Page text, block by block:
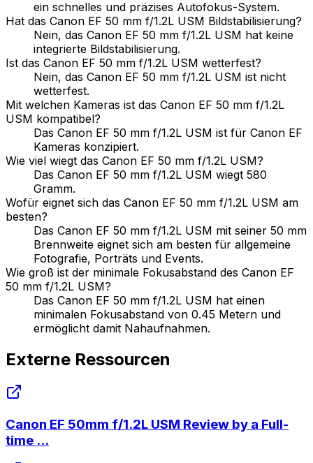
ein schnelles und präzises Autofokus-System.
Hat das Canon EF 50 mm f/1.2L USM Bildstabilisierung?
Nein, das Canon EF 50 mm f/1.2L USM hat keine
integrierte Bildstabilisierung.
Ist das Canon EF 50 mm f/1.2L USM wetterfest?
Nein, das Canon EF 50 mm f/1.2L USM ist nicht
wetterfest.
Mit welchen Kameras ist das Canon EF 50 mm f/1.2L
USM kompatibel?
Das Canon EF 50 mm f/1.2L USM ist für Canon EF
Kameras konzipiert.
Wie viel wiegt das Canon EF 50 mm f/1.2L USM?
Das Canon EF 50 mm f/1.2L USM wiegt 580
Gramm.
Wofür eignet sich das Canon EF 50 mm f/1.2L USM am
besten?
Das Canon EF 50 mm f/1.2L USM mit seiner 50 mm
Brennweite eignet sich am besten für allgemeine
Fotografie, Porträts und Events.
Wie groß ist der minimale Fokusabstand des Canon EF
50 mm f/1.2L USM?
Das Canon EF 50 mm f/1.2L USM hat einen
minimalen Fokusabstand von 0.45 Metern und
ermöglicht damit Nahaufnahmen.
Externe Ressourcen
Canon EF 50mm f/1.2L USM Review by a Full-
time ...